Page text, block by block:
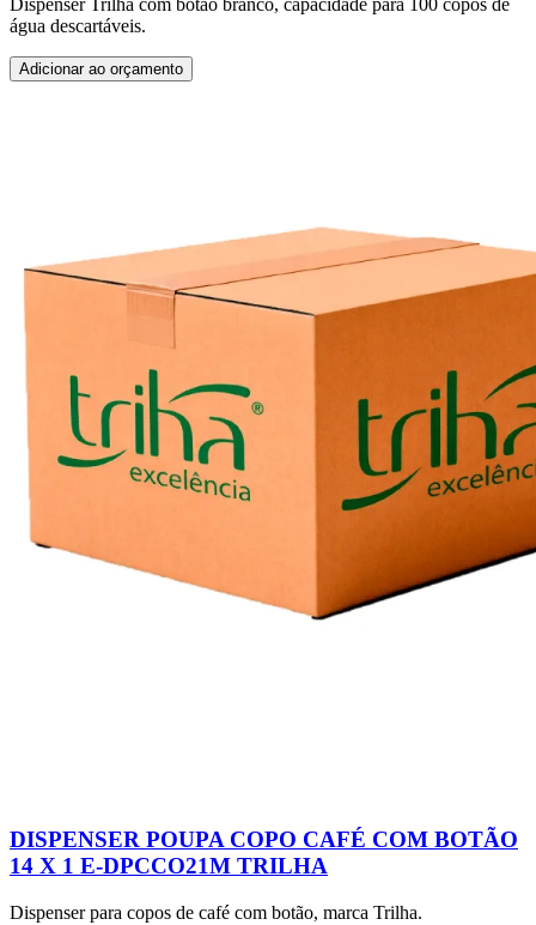
água descartáveis.
Adicionar ao orçamento
DISPENSER POUPA COPO CAFÉ COM BOTÃO
14 X 1 E-DPCCO21M TRILHA
Dispenser para copos de café com botão, marca Trilha.